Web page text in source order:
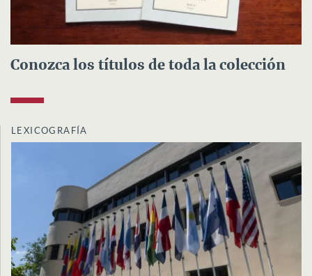
Conozca los títulos de toda la colección
LEXICOGRAFÍA